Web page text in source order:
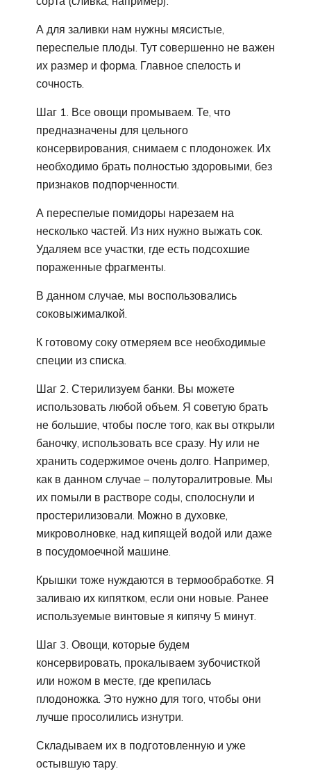
А для заливки нам нужны мясистые,
переспелые плоды. Тут совершенно не важен
их размер и форма. Главное спелость и
сочность.
Шаг 1. Все овощи промываем. Те, что
предназначены для цельного
консервирования, снимаем с плодоножек. Их
необходимо брать полностью здоровыми, без
признаков подпорченности.
А переспелые помидоры нарезаем на
несколько частей. Из них нужно выжать сок.
Удаляем все участки, где есть подсохшие
пораженные фрагменты.
В данном случае, мы воспользовались
соковыжималкой.
К готовому соку отмеряем все необходимые
специи из списка.
Шаг 2. Стерилизуем банки. Вы можете
использовать любой объем. Я советую брать
не большие, чтобы после того, как вы открыли
баночку, использовать все сразу. Ну или не
хранить содержимое очень долго. Например,
как в данном случае – полуторалитровые. Мы
их помыли в растворе соды, сполоснули и
простерилизовали. Можно в духовке,
микроволновке, над кипящей водой или даже
в посудомоечной машине.
Крышки тоже нуждаются в термообработке. Я
заливаю их кипятком, если они новые. Ранее
используемые винтовые я кипячу 5 минут.
Шаг 3. Овощи, которые будем
консервировать, прокалываем зубочисткой
или ножом в месте, где крепилась
плодоножка. Это нужно для того, чтобы они
лучше просолились изнутри.
Складываем их в подготовленную и уже
остывшую тару.